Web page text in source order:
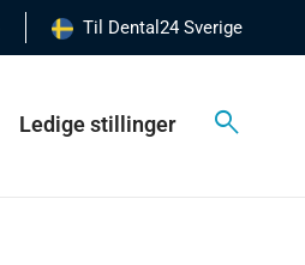
Til Dental24 Sverige
Ledige stillinger